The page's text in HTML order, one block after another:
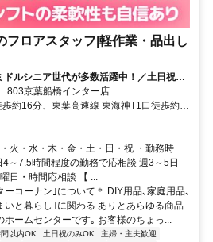
フロアスタッフ|軽作業・品出し
ルシニア世代が多数活躍中！／土日祝は
超おトクな社割＆年2回のプチボーナスあ
803京葉船橋インター店
約16分、東葉高速線 東海神T1口徒歩約
口徒歩約17分
火・水・木・金・土・日・祝 ・勤務時
～7.5時間程度の勤務で応相談 週3～5日
日・時間応相談 【 ...
コーナン｣について＊ DIY用品､家庭用品､
いと暮らし｣に関わる ありとあらゆる商品
ホームセンターです｡ お客様のちょっ...
以内OK 土日祝のみOK
主婦・主夫歓迎